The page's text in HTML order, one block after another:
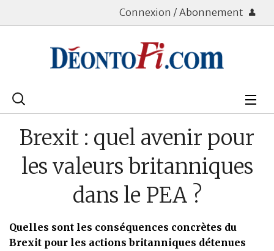
Connexion / Abonnement
Rechercher
Bourse
Patrimoine
Brexit : quel avenir pour
les valeurs britanniques
dans le PEA ?
Quelles sont les conséquences concrètes du
Brexit pour les actions britanniques détenues